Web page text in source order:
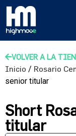
VOLVER A LA
Inicio / Rosario
senior titular
Short
titular